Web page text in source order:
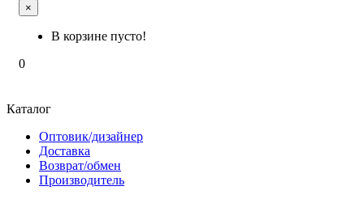
×
В корзине пусто!
0
Каталог
Оптовик/дизайнер
Доставка
Возврат/обмен
Производитель